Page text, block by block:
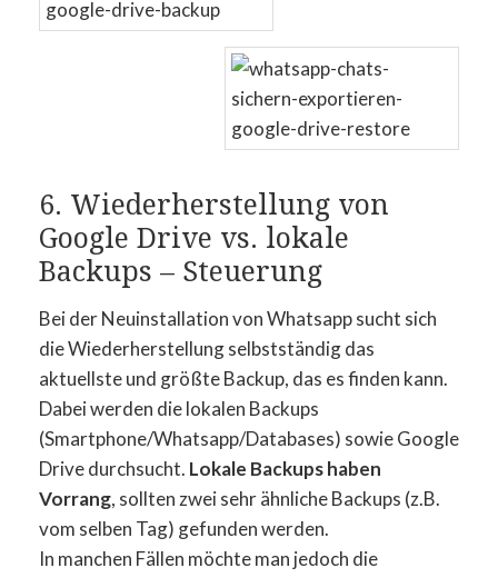
6. Wiederherstellung von
Google Drive vs. lokale
Backups – Steuerung
Bei der Neuinstallation von Whatsapp sucht sich
die Wiederherstellung selbstständig das
aktuellste und größte Backup, das es finden kann.
Dabei werden die lokalen Backups
(Smartphone/Whatsapp/Databases) sowie Google
Drive durchsucht. Lokale Backups haben
Vorrang, sollten zwei sehr ähnliche Backups (z.B.
vom selben Tag) gefunden werden.
In manchen Fällen möchte man jedoch die